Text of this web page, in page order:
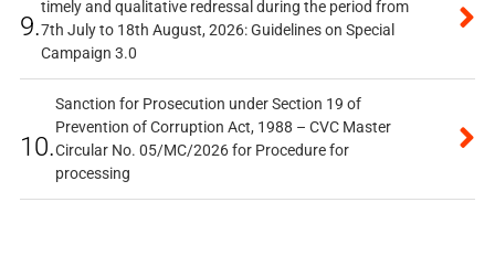
9.
timely and qualitative redressal during the period from
7th July to 18th August, 2026: Guidelines on Special
Campaign 3.0
10.
Sanction for Prosecution under Section 19 of
Prevention of Corruption Act, 1988 – CVC Master
Circular No. 05/MC/2026 for Procedure for
processing